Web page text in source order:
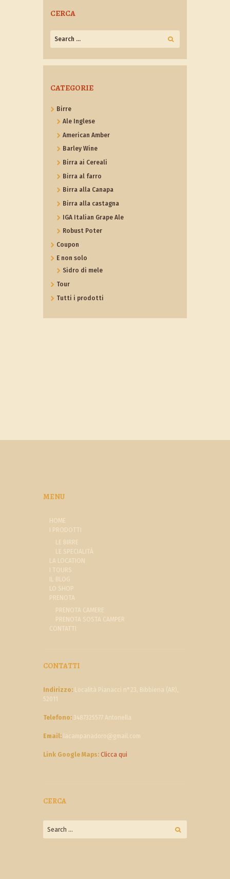
CERCA
CATEGORIE
Birre
Ale Inglese
American Amber
Barley Wine
Birra ai Cereali
Birra al farro
Birra alla Canapa
Birra alla castagna
IGA Italian Grape Ale
Robust Poter
Coupon
E non solo
Sidro di mele
Tour
Tutti i prodotti
MENU
HOME
I PRODOTTI
LE BIRRE
LE SPECIALITÀ
LA LOCATION
I TOURS
IL BLOG
LO SHOP
PRENOTA
PRENOTA CAMERE
PRENOTA SOSTA CAMPER
CONTATTI
CONTATTI
Indirizzo: Località Pianacci n°23, Bibbiena (AR),
52011
Telefono: 3487325577 Antonella
Email: lacampanadoro@gmail.com
Link Google Maps: Clicca qui
CERCA